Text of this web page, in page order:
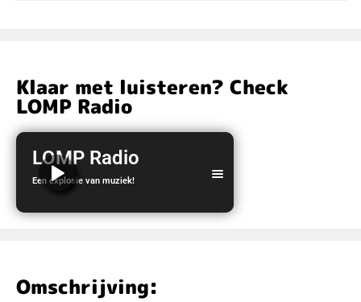
Klaar met luisteren? Check
LOMP Radio
LOMP Radio
Een explosie van muziek!
Omschrijving: